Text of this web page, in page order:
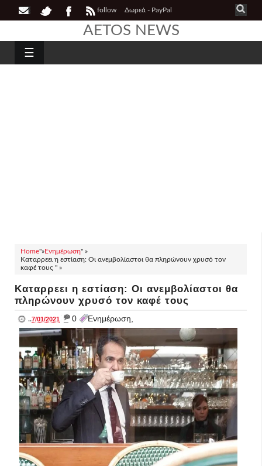
follow Δωρεά - PayPal
AETOS NEWS
☰
Home"»Ενημέρωση" »
Καταρρεει η εστίαση: Οι ανεμβολίαστοι θα πληρώνουν χρυσό τον
καφέ τους " »
Καταρρεει η εστίαση: Οι ανεμβολίαστοι θα
πληρώνουν χρυσό τον καφέ τους
..7/01/2021 _ 0 Ενημέρωση,